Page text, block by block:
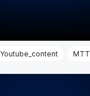
Youtube_content MTT